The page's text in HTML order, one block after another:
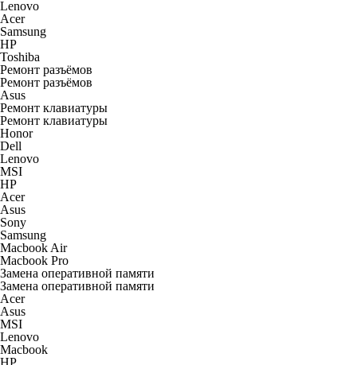
Lenovo
Acer
Samsung
HP
Toshiba
Ремонт разъёмов
Ремонт разъёмов
Asus
Ремонт клавиатуры
Ремонт клавиатуры
Honor
Dell
Lenovo
MSI
HP
Acer
Asus
Sony
Samsung
Macbook Air
Macbook Pro
Замена оперативной памяти
Замена оперативной памяти
Acer
Asus
MSI
Lenovo
Macbook
HP